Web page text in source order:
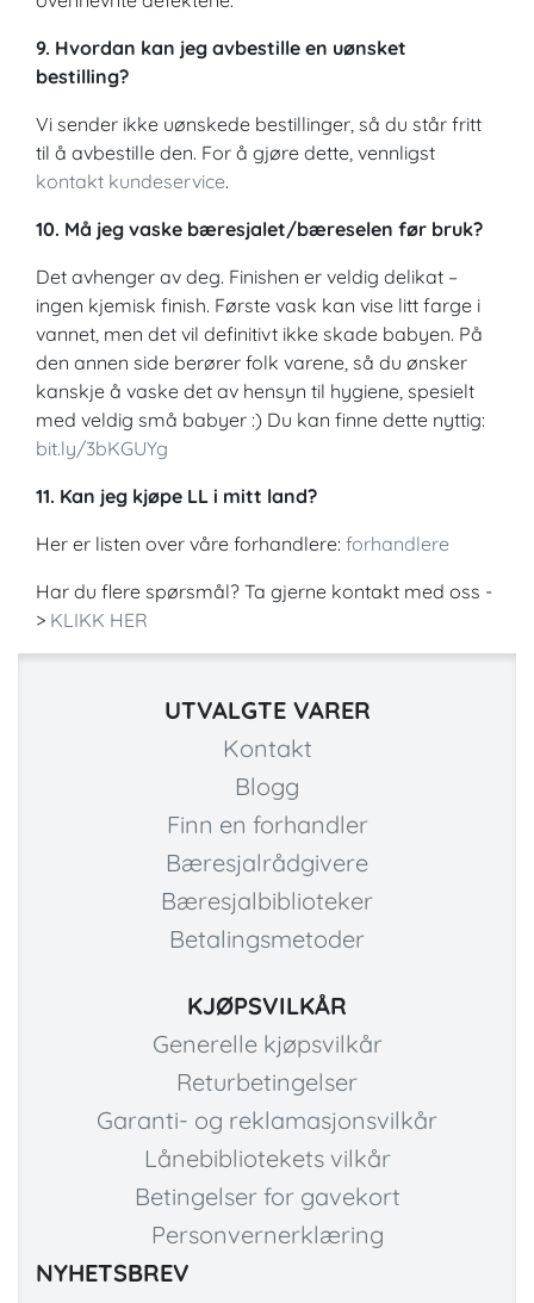
9. Hvordan kan jeg avbestille en uønsket
bestilling?
Vi sender ikke uønskede bestillinger, så du står fritt
til å avbestille den. For å gjøre dette, vennligst
kontakt kundeservice.
10. Må jeg vaske bæresjalet/bæreselen før bruk?
Det avhenger av deg. Finishen er veldig delikat –
ingen kjemisk finish. Første vask kan vise litt farge i
vannet, men det vil definitivt ikke skade babyen. På
den annen side berører folk varene, så du ønsker
kanskje å vaske det av hensyn til hygiene, spesielt
med veldig små babyer :) Du kan finne dette nyttig:
bit.ly/3bKGUYg
11. Kan jeg kjøpe LL i mitt land?
Her er listen over våre forhandlere: forhandlere
Har du flere spørsmål? Ta gjerne kontakt med oss -
> KLIKK HER
UTVALGTE VARER
Kontakt
Blogg
Finn en forhandler
Bæresjalrådgivere
Bæresjalbiblioteker
Betalingsmetoder
KJØPSVILKÅR
Generelle kjøpsvilkår
Returbetingelser
Garanti- og reklamasjonsvilkår
Lånebibliotekets vilkår
Betingelser for gavekort
Personvernerklæring
NYHETSBREV